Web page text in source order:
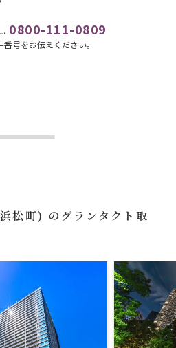
0800-111-0809
号をお伝えください。
松町) のグランタクト取